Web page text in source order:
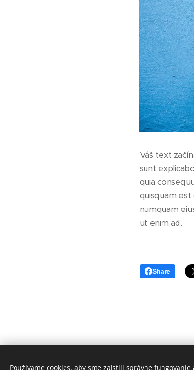
Váš text
sunt
quia
quisquam
numquam
ut enim ad.
Share
Používame cookies, aby sme zaistili správne